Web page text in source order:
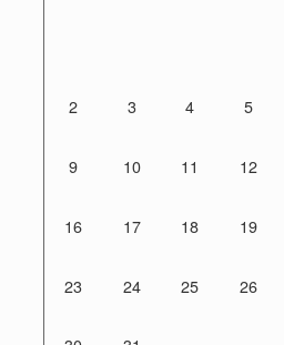
2 3 4 5
9 10 11 12
16 17 18 19
23 24 25 26